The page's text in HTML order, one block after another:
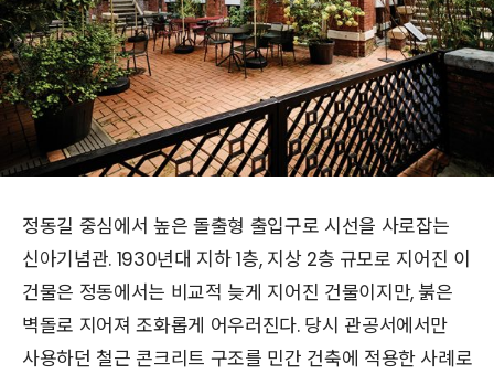
정동길 중심에서 높은 돌출형 출입구로 시선을 사로잡는
신아기념관. 1930년대 지하 1층, 지상 2층 규모로 지어진 이
건물은 정동에서는 비교적 늦게 지어진 건물이지만, 붉은
벽돌로 지어져 조화롭게 어우러진다. 당시 관공서에서만
사용하던 철근 콘크리트 구조를 민간 건축에 적용한 사례로